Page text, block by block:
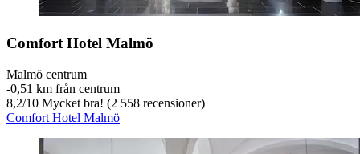
Comfort Hotel Malmö
Malmö centrum
‐0,51 km från centrum
8,2/10 Mycket bra! (2 558 recensioner)
Comfort Hotel Malmö